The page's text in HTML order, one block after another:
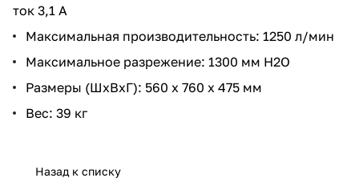
ток 3,1 А
Максимальная производительность: 1250 л/мин
Максимальное разрежение: 1300 мм Н2О
Размеры (ШхВхГ): 560 х 760 х 475 мм
Вес: 39 кг
Назад к списку